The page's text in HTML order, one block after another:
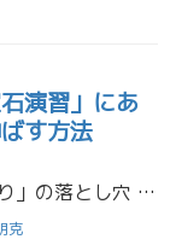
演習」にあ
す方法
演習不足が招く「わかったつもり」の落とし穴 高2の皆さん、授業で習った解法は理解できているのに、いざ進研模試や全統模試に挑むと手が止まってしまう…そんな経験はありませんか？それは演習量が不足している証拠かもしれません。特 […]
克